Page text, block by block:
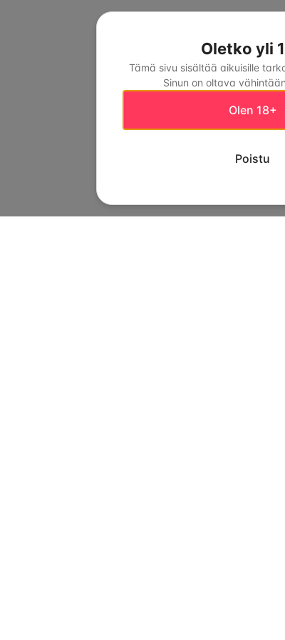
Oletko yli
Tämä sivu sisältää aikuisille
Sinun on oltava
Olen 18+
Poistu